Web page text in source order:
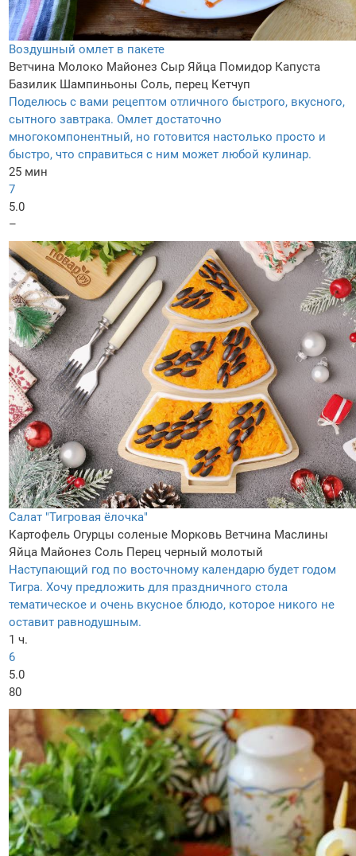
Воздушный омлет в пакете
Ветчина Молоко Майонез Сыр Яйца Помидор Капуста
Базилик Шампиньоны Соль, перец Кетчуп
Поделюсь с вами рецептом отличного быстрого, вкусного,
сытного завтрака. Омлет достаточно
многокомпонентный, но готовится настолько просто и
быстро, что справиться с ним может любой кулинар.
25 мин
7
5.0
–
Салат "Тигровая ёлочка"
Картофель Огурцы соленые Морковь Ветчина Маслины
Яйца Майонез Соль Перец черный молотый
Наступающий год по восточному календарю будет годом
Тигра. Хочу предложить для праздничного стола
тематическое и очень вкусное блюдо, которое никого не
оставит равнодушным.
1 ч.
6
5.0
80